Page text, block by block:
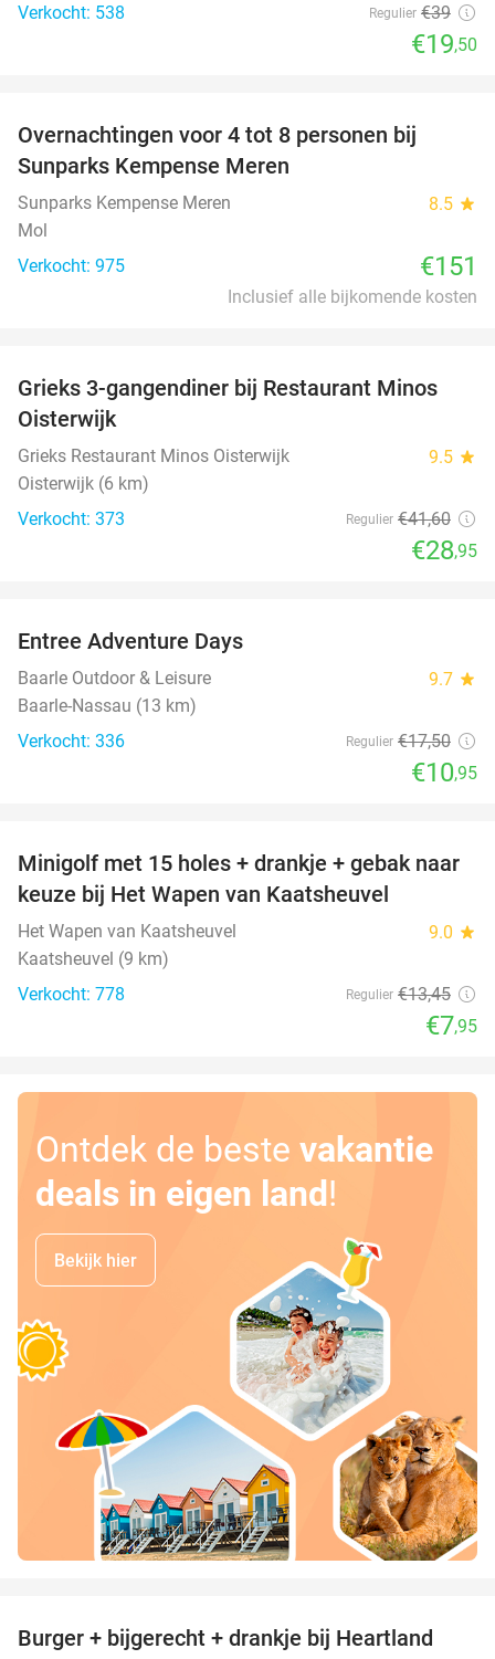
Verkocht: 538
Regulier €39
€19,50
Overnachtingen voor 4 tot 8 personen bij
Sunparks Kempense Meren
Sunparks Kempense Meren 8.5 star
Mol
Verkocht: 975
€151
Inclusief alle bijkomende kosten
30%
Grieks 3-gangendiner bij Restaurant Minos
Oisterwijk
Grieks Restaurant Minos Oisterwijk 9.5 star
Oisterwijk (6 km)
Verkocht: 373
Regulier €41,60
€28,95
Entree Adventure Days
Baarle Outdoor & Leisure 9.7 star
Baarle-Nassau (13 km)
Verkocht: 336
Regulier €17,50
€10,95
41%
Minigolf met 15 holes + drankje + gebak naar
keuze bij Het Wapen van Kaatsheuvel
Het Wapen van Kaatsheuvel 9.0 star
Kaatsheuvel (9 km)
Verkocht: 778
Regulier €13,45
€7,95
Ontdek de beste vakantie
deals in eigen land!
Bekijk hier
36%
Burger + bijgerecht + drankje bij Heartland